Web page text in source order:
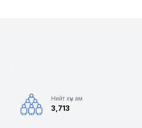
Нийт хүн ам
3,713